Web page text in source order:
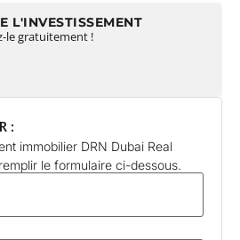
L'INVESTISSEMENT
le gratuitement !
:
immobilier DRN Dubai Real
le formulaire ci-dessous.